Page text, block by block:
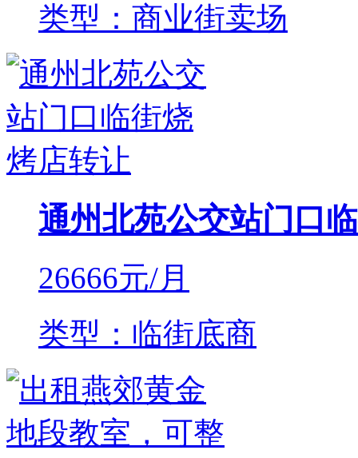
类型：商业街卖场
通州北苑公交站门口
26666元/月
类型：临街底商